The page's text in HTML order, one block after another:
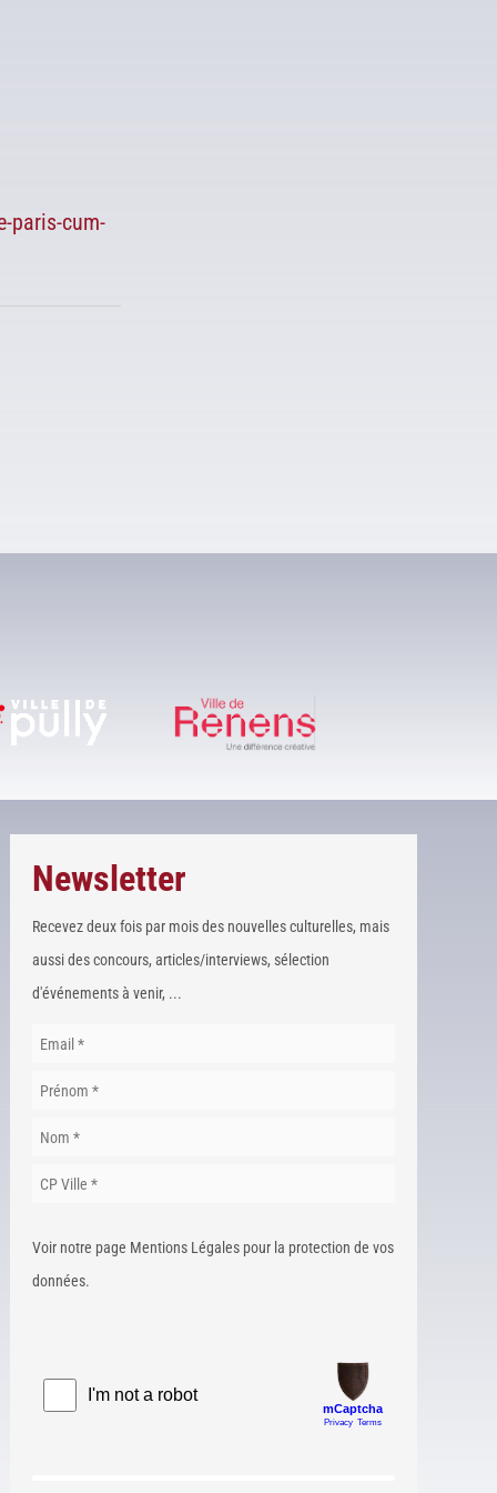
paris-cum-
Newsletter
Recevez deux fois par mois des nouvelles culturelles, mais
aussi des concours, articles/interviews, sélection
d'événements à venir, ...
Voir notre page Mentions Légales pour la protection de vos
données.